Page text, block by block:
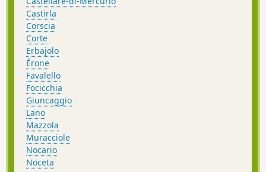
Castirla
Corscia
Corte
Erbajolo
Érone
Favalello
Focicchia
Giuncaggio
Lano
Mazzola
Muracciole
Nocario
Noceta